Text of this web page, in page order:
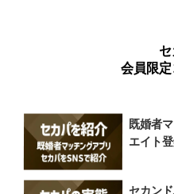
会員限
既婚者
エイト
セカン